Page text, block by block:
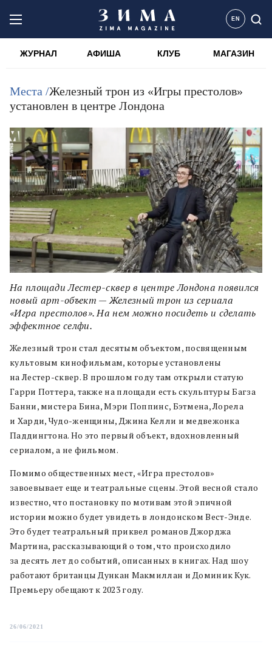
EN
ЖУРНАЛ АФИША КЛУБ МАГАЗИН
Места /Железный трон из «Игры престолов»
установлен в центре Лондона
На площади Лестер-сквер в центре Лондона появился
новый арт-объект — Железный трон из сериала
«Игра престолов». На нем можно посидеть и сделать
эффектное селфи.
Железный трон стал десятым объектом, посвященным
культовым кинофильмам, которые установлены
на Лестер-сквер. В прошлом году там открыли статую
Гарри Поттера, также на площади есть скульптуры Багза
Банни, мистера Бина, Мэри Поппинс, Бэтмена, Лорела
и Харди, Чудо-женщины, Джина Келли и медвежонка
Паддингтона. Но это первый объект, вдохновленный
сериалом, а не фильмом.
Помимо общественных мест, «Игра престолов»
завоевывает еще и театральные сцены. Этой весной стало
известно, что постановку по мотивам этой эпичной
истории можно будет увидеть в лондонском Вест-Энде.
Это будет театральный приквел романов Джорджа
Мартина, рассказывающий о том, что происходило
за десять лет до событий, описанных в книгах. Над шоу
работают британцы Дункан Макмиллан и Доминик Кук.
Премьеру обещают к 2023 году.
26/06/2021